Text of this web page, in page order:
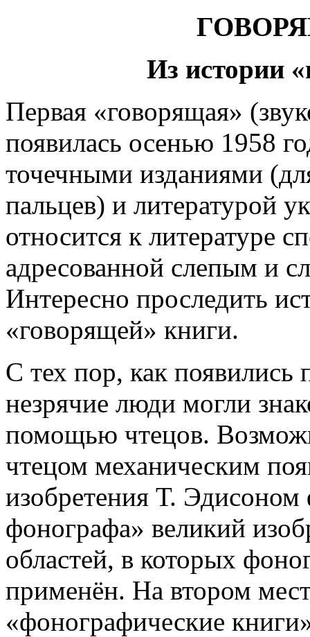
Из истории
Первая «говорящая»
появилась осенью 1958
точечными изданиями
пальцев) и литературой
относится к литературе
адресованной слепым и
Интересно проследить
«говорящей» книги.
С тех пор, как появились
незрячие люди могли
помощью чтецов.
чтецом механическим
изобретения Т.
фонографа» великий
областей, в которых
применён. На втором
«фонографические